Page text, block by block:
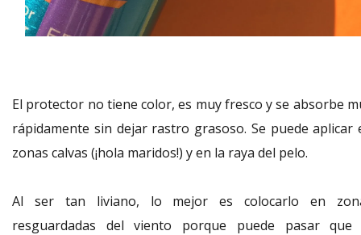
El protector no tiene color, es muy fresco y se absorbe
rápidamente sin dejar rastro grasoso. Se puede aplicar
zonas calvas (¡hola maridos!) y en la raya del pelo.
Al ser tan liviano, lo mejor es colocarlo en
resguardadas del viento porque puede pasar que